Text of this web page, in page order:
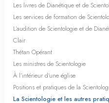
Les livres de Dianétique et de
Les services de formation de
L’audition de Scientologie et de
Clair
Thétan Opérant
Les ministres de Scientologie
À l’intérieur d’une église
Positions et pratiques de la
La Scientologie et les autres